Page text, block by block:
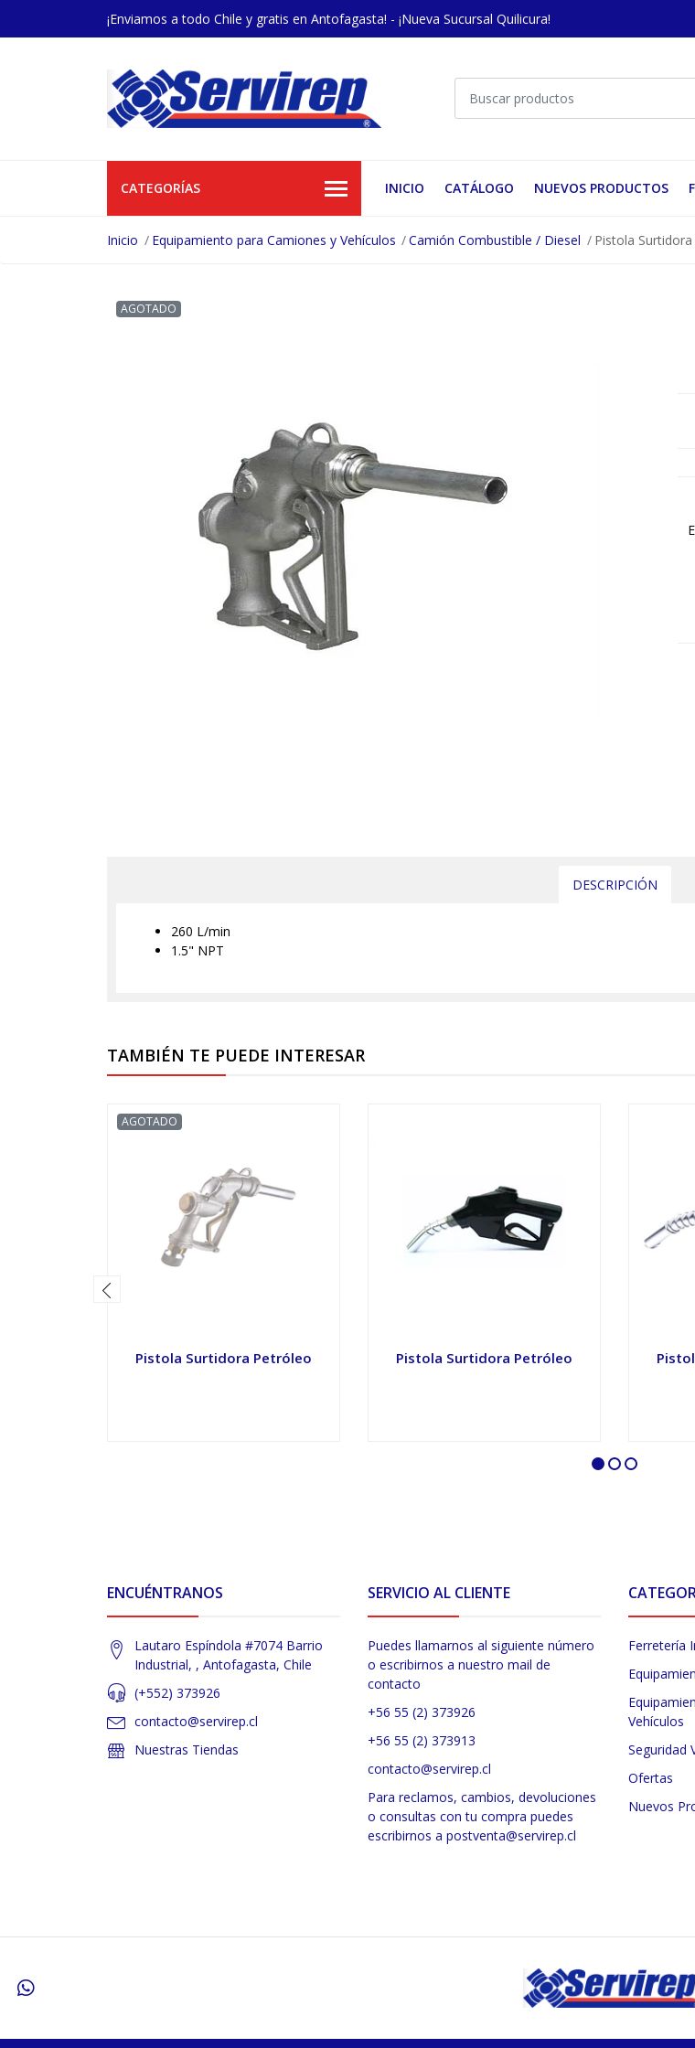
¡Enviamos a todo Chile y gratis en Antofagasta! - ¡Nueva Sucursal Quilicura!
CATEGORÍAS INICIO CATÁLOGO NUEVOS PRODUCTOS
Inicio Equipamiento para Camiones y Vehículos Camión Combustible / Diesel Pistola
AGOTADO
DESCRIPCIÓN
260 L/min
1.5" NPT
TAMBIÉN TE PUEDE INTERESAR
AGOTADO
Pistola Surtidora Petróleo Pistola Surtidora Petróleo
ENCUÉNTRANOS
Lautaro Espíndola #7074 Barrio
Industrial, , Antofagasta, Chile
(+552) 373926
contacto@servirep.cl
Nuestras Tiendas
SERVICIO AL CLIENTE
Puedes llamarnos al siguiente número
o escribirnos a nuestro mail de
contacto
+56 55 (2) 373926
+56 55 (2) 373913
contacto@servirep.cl
Para reclamos, cambios, devoluciones
o consultas con tu compra puedes
escribirnos a postventa@servirep.cl
Ferretería
Vehículos
Seguridad
Ofertas
Nuevos